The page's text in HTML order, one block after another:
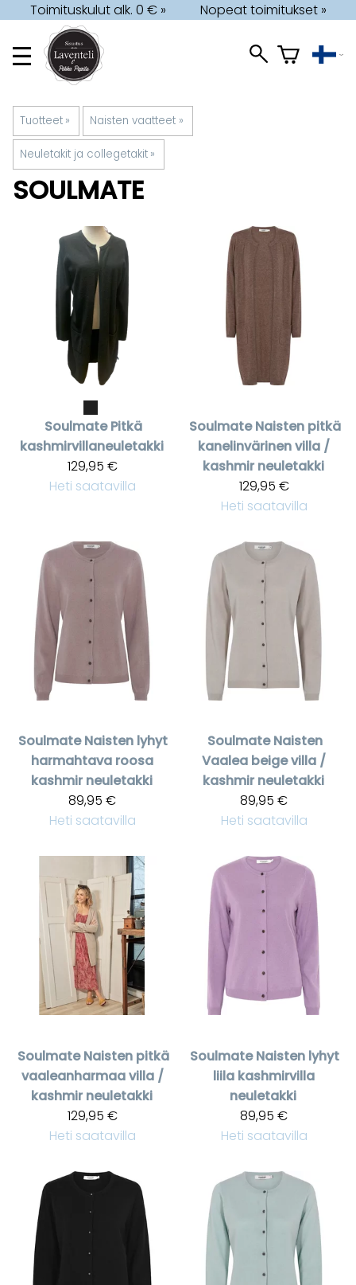
Toimituskulut alk. 0 € » Nopeat toimitukset »
Tuotteet ‪» Naisten vaatteet ‪»
Neuletakit ja collegetakit ‪»
SOULMATE
Soulmate Pitkä
kashmirvillaneuletakki
129,95 €
Heti saatavilla
Soulmate Naisten pitkä
kanelinvärinen villa /
kashmir neuletakki
129,95 €
Heti saatavilla
Soulmate Naisten lyhyt
harmahtava roosa
kashmir neuletakki
89,95 €
Heti saatavilla
Soulmate Naisten
Vaalea beige villa /
kashmir neuletakki
89,95 €
Heti saatavilla
Soulmate Naisten pitkä
vaaleanharmaa villa /
kashmir neuletakki
129,95 €
Heti saatavilla
Soulmate Naisten lyhyt
liila kashmirvilla
neuletakki
89,95 €
Heti saatavilla